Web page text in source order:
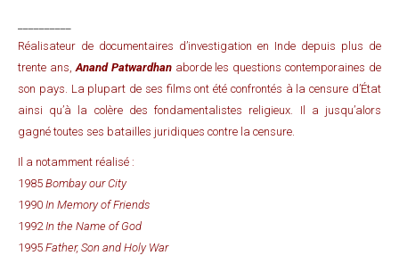
Réalisateur de documentaires d’investigation en Inde depuis plus de
trente ans,Anand Patwardhanaborde les questions contemporaines de
son pays. La plupart de ses films ont été confrontés à la censure d’État
ainsi qu’à la colère des fondamentalistes religieux. Il a jusqu’alors
gagné toutes ses batailles juridiques contre la censure.
Il a notamment réalisé :
1985 Bombay our City
1990 In Memory of Friends
1992In the Name of God
1995 Father, Son and Holy War